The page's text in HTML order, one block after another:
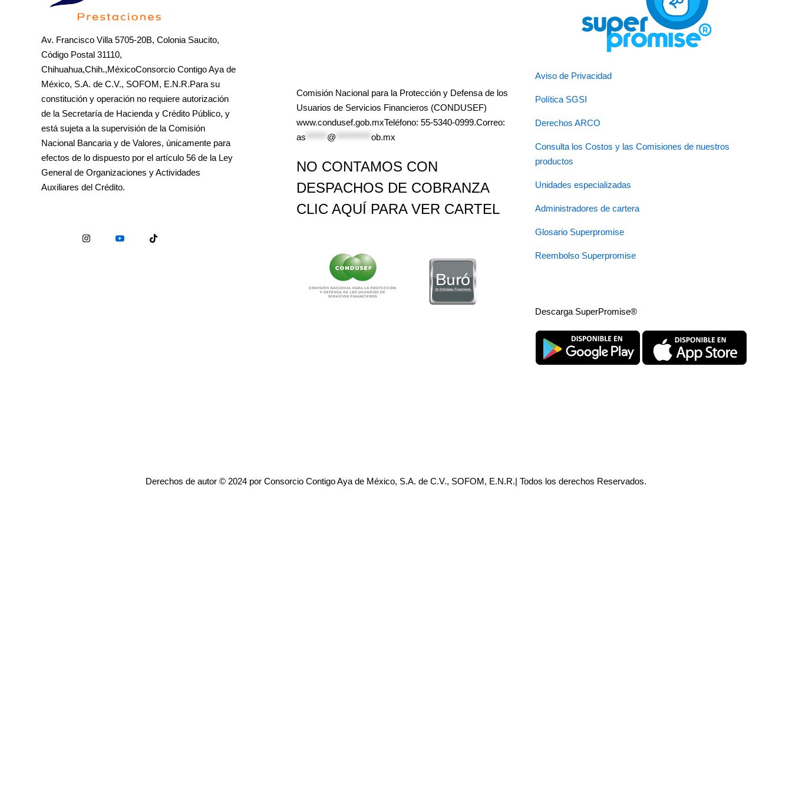
Av. Francisco Villa 5705-20B, Colonia Saucito,
Código Postal 31110,
Chihuahua,Chih.,MéxicoConsorcio Contigo Aya de
México, S.A. de C.V., SOFOM, E.N.R.Para su
constitución y operación no requiere autorización
de la Secretaría de Hacienda y Crédito Público, y
está sujeta a la supervisión de la Comisión
Nacional Bancaria y de Valores, únicamente para
efectos de lo dispuesto por el artículo 56 de la Ley
General de Organizaciones y Actividades
Auxiliares del Crédito.
Comisión Nacional para la Protección y Defensa de los
Usuarios de Servicios Financieros (CONDUSEF)
www.condusef.gob.mxTeléfono: 55-5340-0999.Correo:
as
@ ob.mx
NO CONTAMOS CON
DESPACHOS DE COBRANZA
CLIC AQUÍ PARA VER CARTEL
Aviso de Privacidad
Política SGSI
Derechos ARCO
Consulta los Costos y las Comisiones de nuestros
productos
Unidades especializadas
Administradores de cartera
Glosario Superpromise
Reembolso Superpromise
Descarga SuperPromise®
Derechos de autor © 2024 por Consorcio Contigo Aya de México, S.A. de C.V., SOFOM, E.N.R.| Todos los derechos Reservados.